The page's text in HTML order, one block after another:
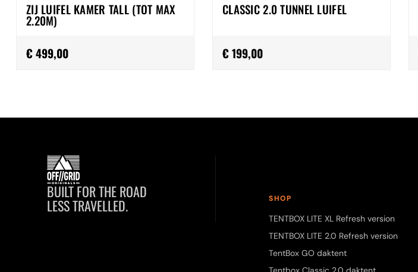
ZIJ LUIFEL KAMER TALL (TOT MAX
2.20M)
€ 499,00
CLASSIC 2.0 TUNNEL LUIFEL
€ 199,00
BUILT FOR THE ROAD
LESS TRAVELLED. SHOP
TENTBOX LITE XL Refresh version
TENTBOX LITE 2.0 Refresh version
TentBox GO daktent